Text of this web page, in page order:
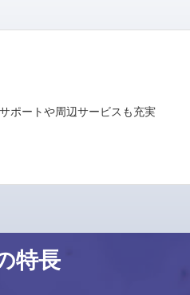
特長
ポートや周辺サービスも充実